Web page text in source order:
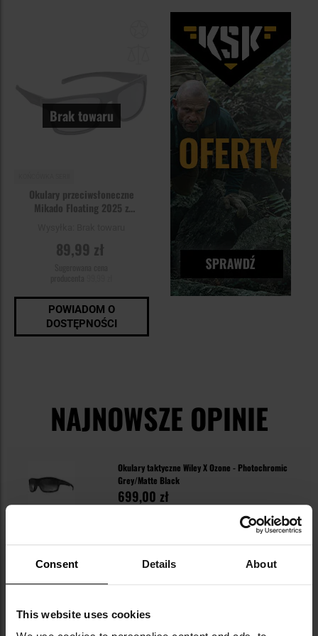
Consent Details About
This website uses cookies
Brak towaru
schowka
Okulary przeciwsłoneczne
Mikado Floating 2025 z
89,99 zł
POWIADOM O
DOSTĘPNOŚCI
NAJNOWSZE OPINIE
Okulary taktyczne Wiley X Ozone - Photochromic
Grey/Matte Black
699,00 zł